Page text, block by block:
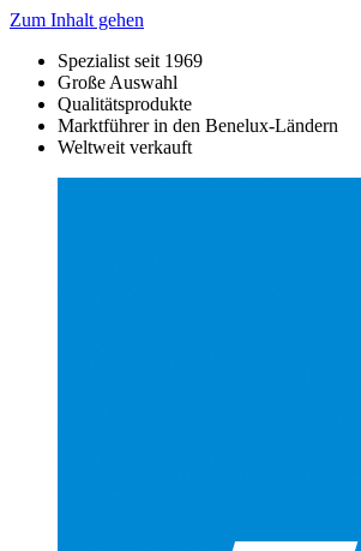
Zum Inhalt gehen
Spezialist seit 1969
Große Auswahl
Qualitätsprodukte
Marktführer in den Benelux-Ländern
Weltweit verkauft